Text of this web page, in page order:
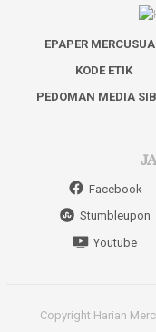
EPAPER
KODE ETIK
PEDOMAN MEDIA
Facebook
Stumbleupon
Youtube
Copyright Harian